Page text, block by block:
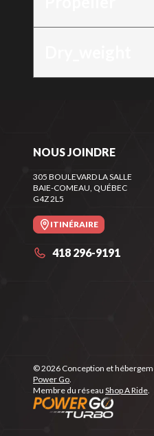
NOUS JOINDRE
305 BOULEVARD LA SALLE
BAIE-COMEAU, QUÉBEC
G4Z 2L5
ITINÉRAIRE
418 296-9191
© 2026 Conception et
Power Go.
Membre du réseau Shop A Ride.